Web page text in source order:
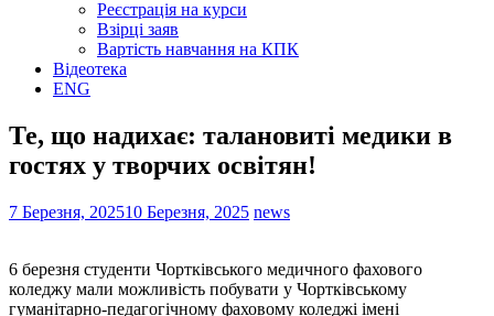
Реєстрація на курси
Взірці заяв
Вартість навчання на КПК
Відеотека
ENG
Те, що надихає: талановиті медики в
гостях у творчих освітян!
7 Березня, 202510 Березня, 2025 news
6 березня студенти Чортківського медичного фахового
коледжу мали можливість побувати у Чортківському
гуманітарно-педагогічному фаховому коледжі імені